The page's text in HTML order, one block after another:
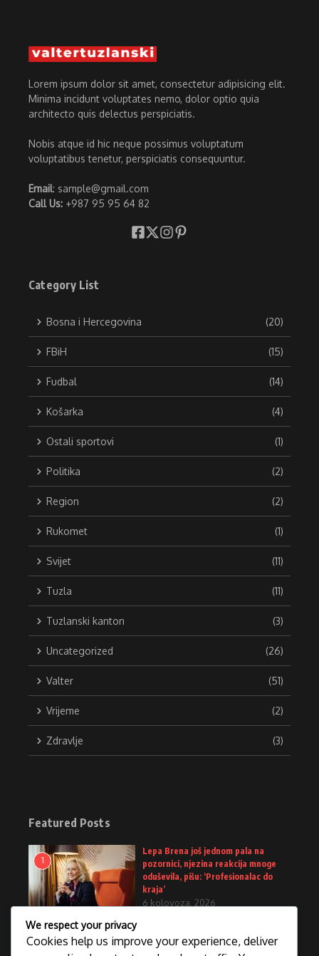
Lorem ipsum dolor sit amet, consectetur adipisicing elit.
Minima incidunt voluptates nemo, dolor optio quia
architecto quis delectus perspiciatis.
Nobis atque id hic neque possimus voluptatum
voluptatibus tenetur, perspiciatis consequuntur.
Email: sample@gmail.com
Call Us: +987 95 95 64 82
Category List
Bosna i Hercegovina (20)
FBiH (15)
Fudbal (14)
Košarka (4)
Ostali sportovi (1)
Politika (2)
Region (2)
Rukomet (1)
Svijet (11)
Tuzla (11)
Tuzlanski kanton (3)
Uncategorized (26)
Valter (51)
Vrijeme (2)
Zdravlje (3)
Featured Posts
1
Lepa Brena još jednom pala na
pozornici, njezina reakcija mnoge
oduševila, pišu: ‘Profesionalac do
kraja’
6 kolovoza, 2026
2
zarađivati
We respect your privacy
Cookies help us improve your experience, deliver